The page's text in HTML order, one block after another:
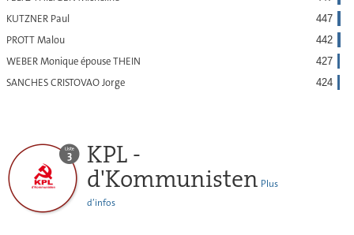
KUTZNER Paul 447
PROTT Malou 442
WEBER Monique épouse THEIN 427
SANCHES CRISTOVAO Jorge 424
KPL -
d'Kommunisten Plus
d’infos